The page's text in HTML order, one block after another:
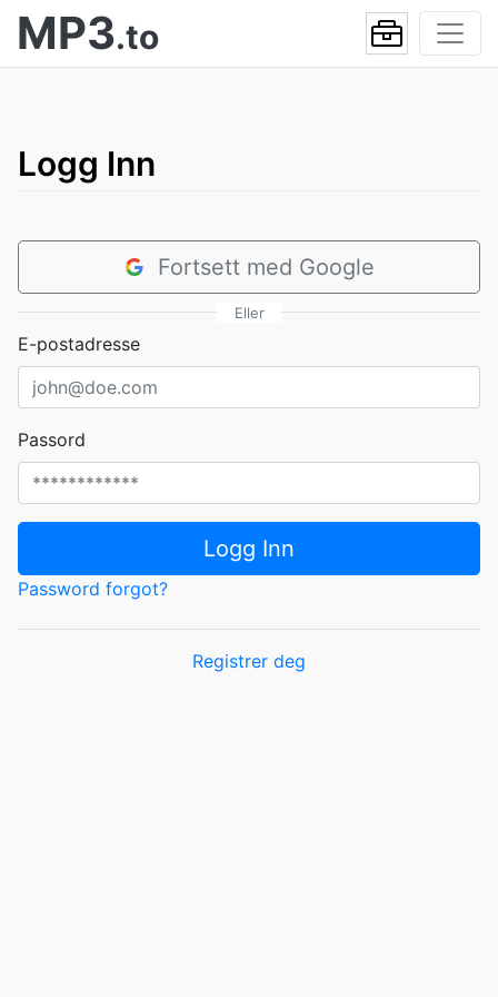
MP3.to
Logg Inn
Fortsett med Google
Eller
E-postadresse
Passord
Logg Inn
Password forgot?
Registrer deg